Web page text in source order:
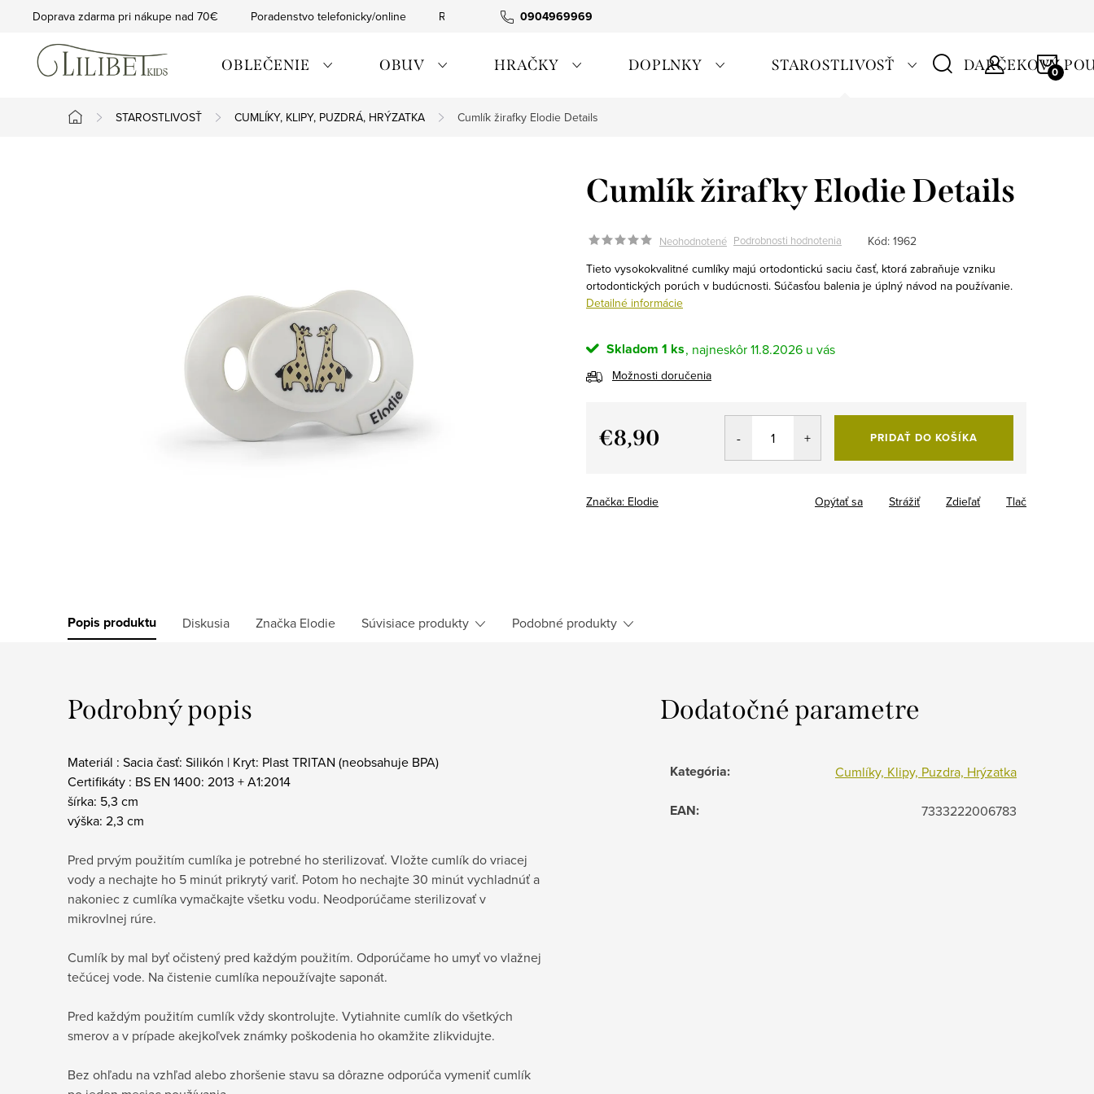
0904969969
Doprava zdarma pri nákupe nad 70€ Poradenstvo telefonicky/online Rýchla expedícia Tovar skladom
OBLEČENIE OBUV HRAČKY DOPLNKY STAROSTLIVOSŤ DARČEKOVÝ
Domov
STAROSTLIVOSŤ CUMLÍKY, KLIPY, PUZDRÁ, HRÝZATKA Cumlík žirafky Elodie Details
Cumlík žirafky Elodie Details
Neohodnotené Podrobnosti hodnotenia Kód: 1962
Tieto vysokokvalitné cumlíky majú ortodontickú saciu časť, ktorá zabraňuje vzniku
ortodontických porúch v budúcnosti. Súčasťou balenia je úplný návod na používanie.
Detailné informácie
Skladom 1 ks 11.8.2026
Možnosti doručenia
€8,90 PRIDAŤ DO KOŠÍKA
Značka: Elodie Tlač
Opýtať sa Strážiť Zdieľať
Popis produktu Diskusia Značka Elodie Súvisiace produkty Podobné produkty
Podrobný popis
Materiál : Sacia časť: Silikón | Kryt: Plast TRITAN (neobsahuje BPA)
Certifikáty : BS EN 1400: 2013 + A1:2014
šírka: 5,3 cm
výška: 2,3 cm
Pred prvým použitím cumlíka je potrebné ho sterilizovať. Vložte cumlík do vriacej
vody a nechajte ho 5 minút prikrytý variť. Potom ho nechajte 30 minút vychladnúť a
nakoniec z cumlíka vymačkajte všetku vodu. Neodporúčame sterilizovať v
mikrovlnej rúre.
Cumlík by mal byť očistený pred každým použitím. Odporúčame ho umyť vo vlažnej
tečúcej vode. Na čistenie cumlíka nepoužívajte saponát.
Pred každým použitím cumlík vždy skontrolujte. Vytiahnite cumlík do všetkých
smerov a v prípade akejkoľvek známky poškodenia ho okamžite zlikvidujte.
Bez ohľadu na vzhľad alebo zhoršenie stavu sa dôrazne odporúča vymeniť cumlík
Dodatočné parametre
Kategória: Cumlíky, Klipy, Puzdra, Hrýzatka
EAN: 7333222006783